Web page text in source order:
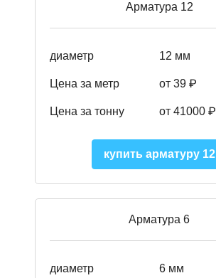
Арматура 12
диаметр 12 мм
Цена за метр от 39 ₽
Цена за тонну от 41000 ₽
купить арматуру 12
Арматура 6
диаметр 6 мм